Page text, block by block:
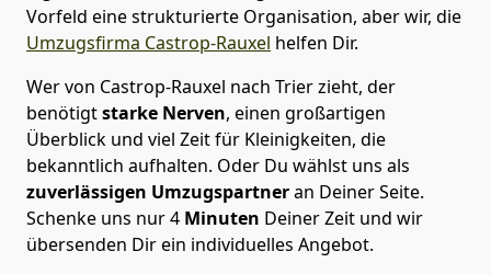
Vorfeld eine strukturierte Organisation, aber wir, die
Umzugsfirma Castrop-Rauxel helfen Dir.
Wer von Castrop-Rauxel nach Trier zieht, der
benötigtstarke Nerven, einen großartigen
Überblick und viel Zeit für Kleinigkeiten, die
bekanntlich aufhalten. Oder Du wählst uns als
zuverlässigen Umzugspartneran Deiner Seite.
Schenke uns nur4 Minuten Deiner Zeit und wir
übersenden Dir ein individuelles Angebot.